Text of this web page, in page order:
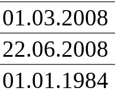
01.03.2008
22.06.2008
01.01.1984